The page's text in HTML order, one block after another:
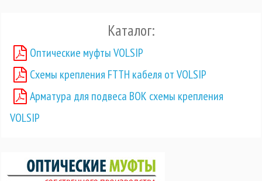
Каталог:
Оптические муфты VOLSIP
Схемы крепления FTTH кабеля от VOLSIP
Арматура для подвеса ВОК схемы крепления
VOLSIP